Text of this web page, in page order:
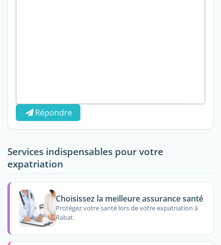
Répondre
Services indispensables pour votre
expatriation
Choisissez la meilleure assurance santé
Protégez votre santé lors de votre expatriation à
Rabat.